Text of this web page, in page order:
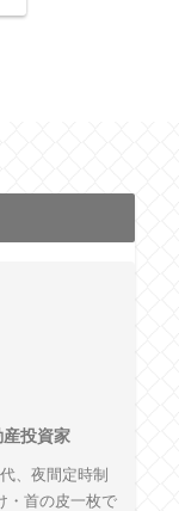
投資家
、夜間定時制
・首の皮一枚で